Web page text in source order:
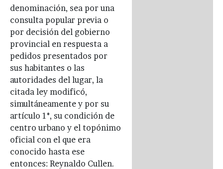
denominación, sea por una
consulta popular previa o
por decisión del gobierno
provincial en respuesta a
pedidos presentados por
sus habitantes o las
autoridades del lugar, la
citada ley modificó,
simultáneamente y por su
artículo 1°, su condición de
centro urbano y el topónimo
oficial con el que era
conocido hasta ese
entonces: Reynaldo Cullen.